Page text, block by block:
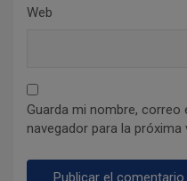
Web
Guarda mi nombre,
navegador para la